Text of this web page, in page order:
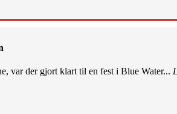
var der gjort klart til en fest i Blue Water...